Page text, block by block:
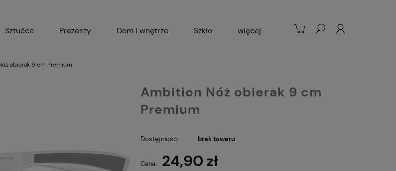
Sztućce Prezenty Dom i wnętrze Szkło więcej
obierak 9 cm Premium
Ambition Nóż obierak 9 cm
Premium
Dostępność: brak towaru
Cena: 24,90 zł